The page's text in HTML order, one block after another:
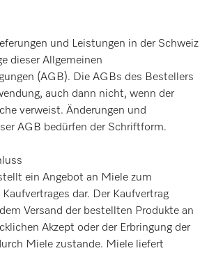
und Leistungen in der Schweiz
dieser Allgemeinen
(AGB). Die AGBs des Bestellers
auch dann nicht, wenn der
verweist. Änderungen und
AGB bedürfen der Schriftform.
ein Angebot an Miele zum
dar. Der Kaufvertrag
Versand der bestellten Produkte an
Akzept oder der Erbringung der
Miele zustande. Miele liefert